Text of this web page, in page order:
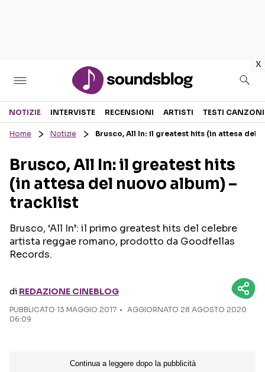
x
Sezioni
RECENSIONI MUSICALI
INTERVISTE
GOSSIP E CURIOSITÀ
TESTI CANZONI
TOUR ED EVENTI
Seguici sui social
NOTIZIE INTERVISTE RECENSIONI ARTISTI TESTI CANZONI
Home Notizie Brusco, All In: il greatest hits (in attesa del
Brusco, All In: il greatest hits
(in attesa del nuovo album) –
tracklist
Brusco, ‘All In’: il primo greatest hits del celebre
artista reggae romano, prodotto da Goodfellas
Records.
di REDAZIONE CINEBLOG
PUBBLICATO 13 MAGGIO 2017
AGGIORNATO 28 AGOSTO 2020
06:09